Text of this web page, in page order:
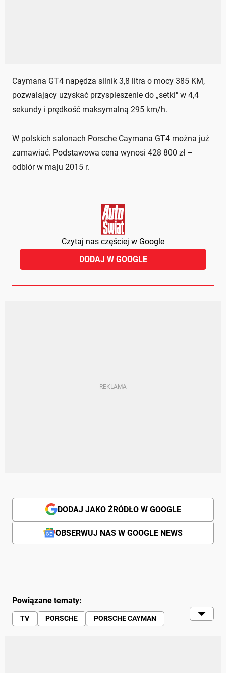
Caymana GT4 napędza silnik 3,8 litra o mocy 385 KM,
pozwalający uzyskać przyspieszenie do „setki" w 4,4
sekundy i prędkość maksymalną 295 km/h.
W polskich salonach Porsche Caymana GT4 można już
zamawiać. Podstawowa cena wynosi 428 800 zł –
odbiór w maju 2015 r.
Czytaj nas częściej w Google
DODAJ W GOOGLE
DODAJ JAKO ŹRÓDŁO W GOOGLE
OBSERWUJ NAS W GOOGLE NEWS
Powiązane tematy:
TV PORSCHE
PORSCHE CAYMAN